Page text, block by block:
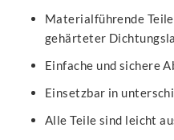
Materialführende
gehärteter
Einfache und sichere
Einsetzbar in
Alle Teile sind leicht